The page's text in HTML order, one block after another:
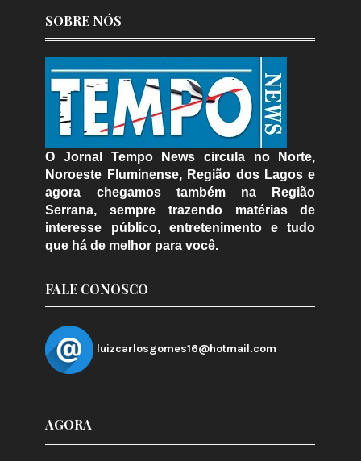
SOBRE NÓS
O Jornal Tempo News circula no Norte,
Noroeste Fluminense, Região dos Lagos e
agora chegamos também na Região
Serrana, sempre trazendo matérias de
interesse público, entretenimento e tudo
que há de melhor para você.
FALE CONOSCO
luizcarlosgomes16@hotmail.com
AGORA